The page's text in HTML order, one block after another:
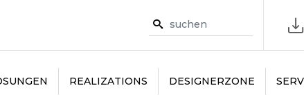
REALIZATIONS DESIGNERZONE